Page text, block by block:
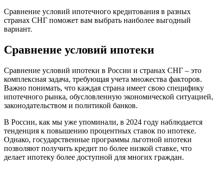
Сравнение условий ипотечного кредитования в разных
странах СНГ поможет вам выбрать наиболее выгодный
вариант.
Сравнение условий ипотеки
Сравнение условий ипотеки в России и странах СНГ – это
комплексная задача, требующая учета множества факторов.
Важно понимать, что каждая страна имеет свою специфику
ипотечного рынка, обусловленную экономической ситуацией,
законодательством и политикой банков.
В России, как мы уже упоминали, в 2024 году наблюдается
тенденция к повышению процентных ставок по ипотеке.
Однако, государственные программы льготной ипотеки
позволяют получить кредит по более низкой ставке, что
делает ипотеку более доступной для многих граждан.